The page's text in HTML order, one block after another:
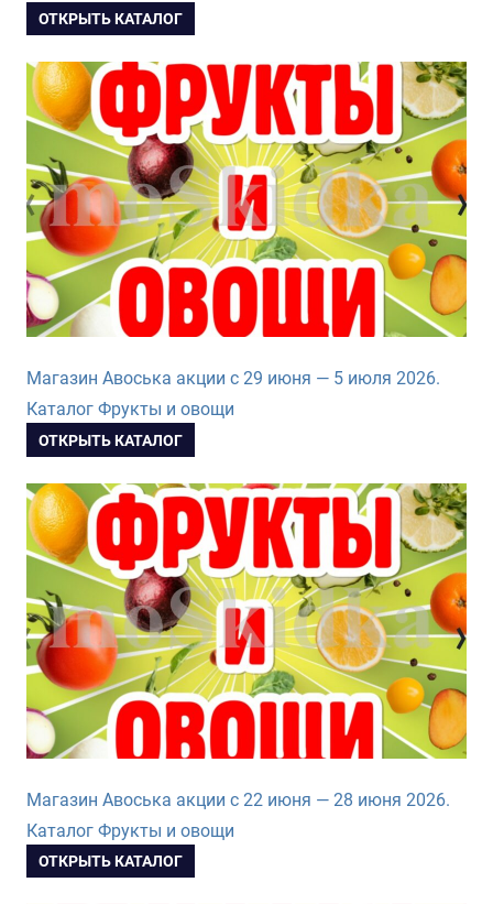
ОТКРЫТЬ КАТАЛОГ
Магазин Авоська акции с 29 июня — 5 июля 2026.
Каталог Фрукты и овощи
ОТКРЫТЬ КАТАЛОГ
Магазин Авоська акции с 22 июня — 28 июня 2026.
Каталог Фрукты и овощи
ОТКРЫТЬ КАТАЛОГ